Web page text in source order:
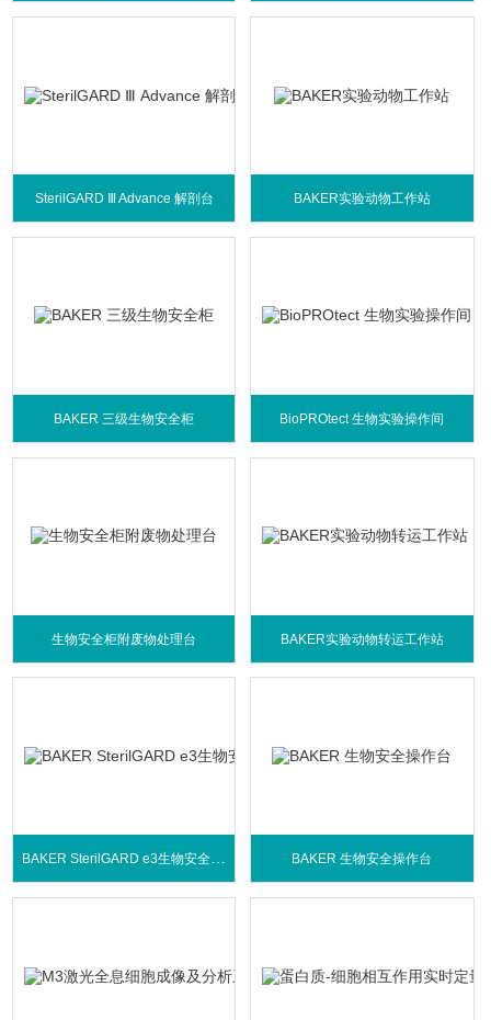
SterilGARD Ⅲ Advance 解剖台 BAKER实验动物工作站
BAKER 三级生物安全柜 BioPROtect 生物实验操作间
生物安全柜附废物处理台 BAKER实验动物转运工作站
BAKER SterilGARD e3生物安全操作台 BAKER 生物安全操作台